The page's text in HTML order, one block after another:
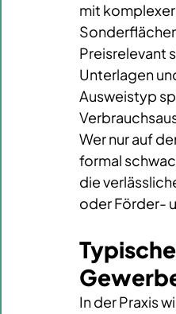
mit
Preisrelevant
Unterlagen
Ausweistyp
Wer nur auf
formal
die
oder Förder-
In der Praxis